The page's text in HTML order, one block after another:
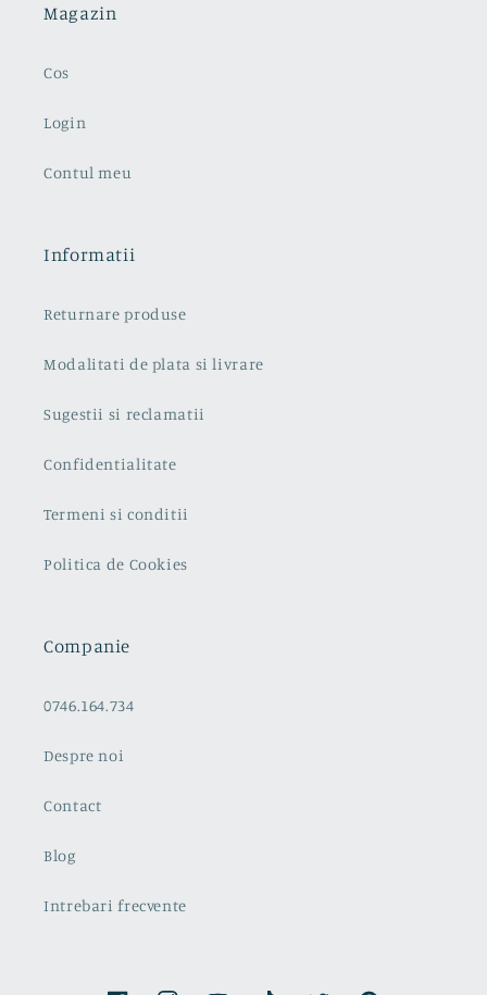
Magazin
Cos
Login
Contul meu
Informatii
Returnare produse
Modalitati de plata si livrare
Sugestii si reclamatii
Confidentialitate
Termeni si conditii
Politica de Cookies
Companie
0746.164.734
Despre noi
Contact
Blog
Intrebari frecvente